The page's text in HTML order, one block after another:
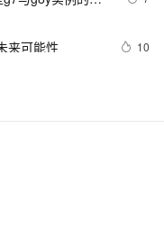
来可能性 10
价格参考
，续费不涨
务器安装SSH，